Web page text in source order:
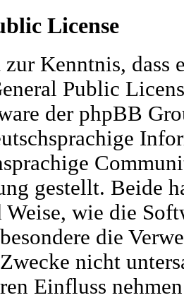
License
Kenntnis, dass
Public
der phpBB
gestellt. Beide
wie die
die
nicht
Einfluss